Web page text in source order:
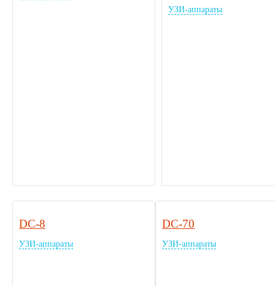
УЗИ-аппараты
DC-8
УЗИ-аппараты
DC-70
УЗИ-аппараты